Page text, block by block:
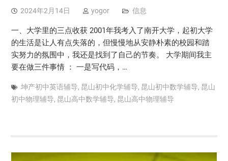
2024年2月14日 yogor 信息
一、大学里的三点收获 2001年我考入了南开大学，起初大学
的生活是让人有点失落的，但慢慢地从安静朴素的校园和踏
实努力的氛围中，我还是找到了自己的节奏。 大学期间我主
要在做三件事情 ： 一是写代码，…
坤产初中英语辅导, 昆山初中化学辅导, 昆山初中数学辅导, 昆山
初中物理辅导, 昆山高中数学辅导, 昆山高中物理辅导